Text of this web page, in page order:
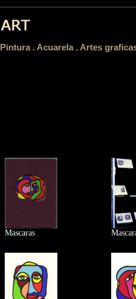
Pintura . Acuarela . Artes
Mascaras